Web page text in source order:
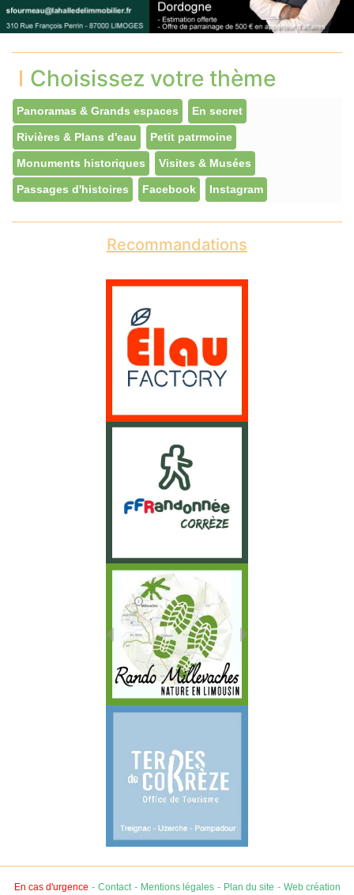
Choisissez votre thème
Panoramas & Grands espaces En secret
Rivières & Plans d'eau Petit patrmoine
Monuments historiques Visites & Musées
Passages d'histoires Facebook Instagram
Recommandations
En cas d'urgence - Contact- Mentions légales- Plan du site - Web création